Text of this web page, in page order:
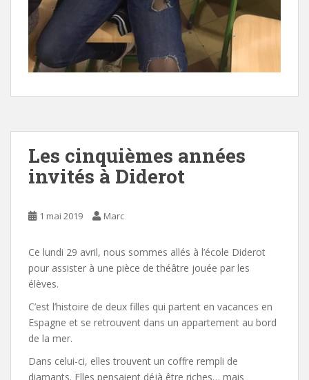
Les cinquièmes années
invités à Diderot
1 mai 2019 Marc
Ce lundi 29 avril, nous sommes allés à l’école Diderot
pour assister à une pièce de théâtre jouée par les
élèves.
C’est l’histoire de deux filles qui partent en vacances en
Espagne et se retrouvent dans un appartement au bord
de la mer.
Dans celui-ci, elles trouvent un coffre rempli de
diamants. Elles pensaient déjà être riches… mais